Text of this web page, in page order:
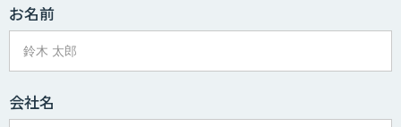
お名前
会社名